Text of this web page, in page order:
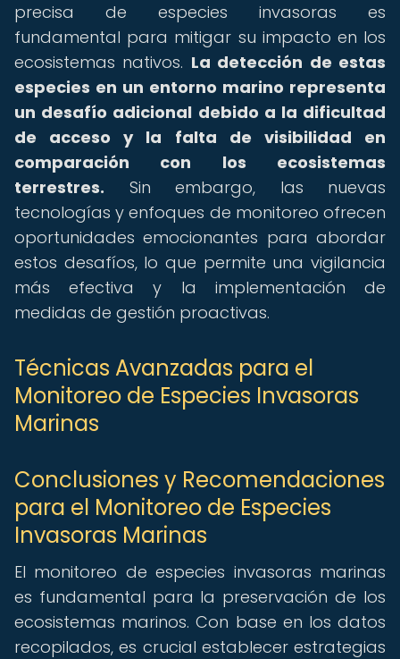
precisa de especies invasoras es
fundamental para mitigar su impacto en los
ecosistemas nativos. La detección de estas
especies en un entorno marino representa
un desafío adicional debido a la dificultad
de acceso y la falta de visibilidad en
comparación con los ecosistemas
terrestres. Sin embargo, las nuevas
tecnologías y enfoques de monitoreo ofrecen
oportunidades emocionantes para abordar
estos desafíos, lo que permite una vigilancia
más efectiva y la implementación de
medidas de gestión proactivas.
Técnicas Avanzadas para el
Monitoreo de Especies Invasoras
Marinas
Conclusiones y Recomendaciones
para el Monitoreo de Especies
Invasoras Marinas
El monitoreo de especies invasoras marinas
es fundamental para la preservación de los
ecosistemas marinos. Con base en los datos
recopilados, es crucial establecer estrategias